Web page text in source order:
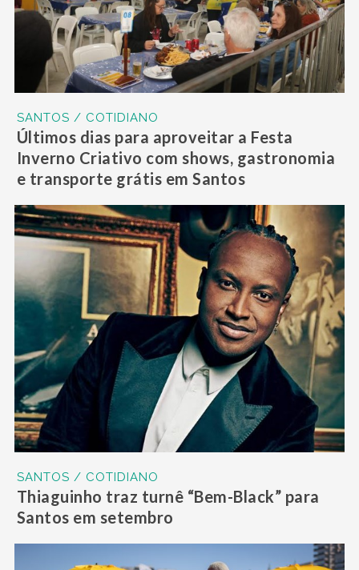
SANTOS / COTIDIANO
Últimos dias para aproveitar a Festa
Inverno Criativo com shows, gastronomia
e transporte grátis em Santos
SANTOS / COTIDIANO
Thiaguinho traz turnê “Bem-Black” para
Santos em setembro